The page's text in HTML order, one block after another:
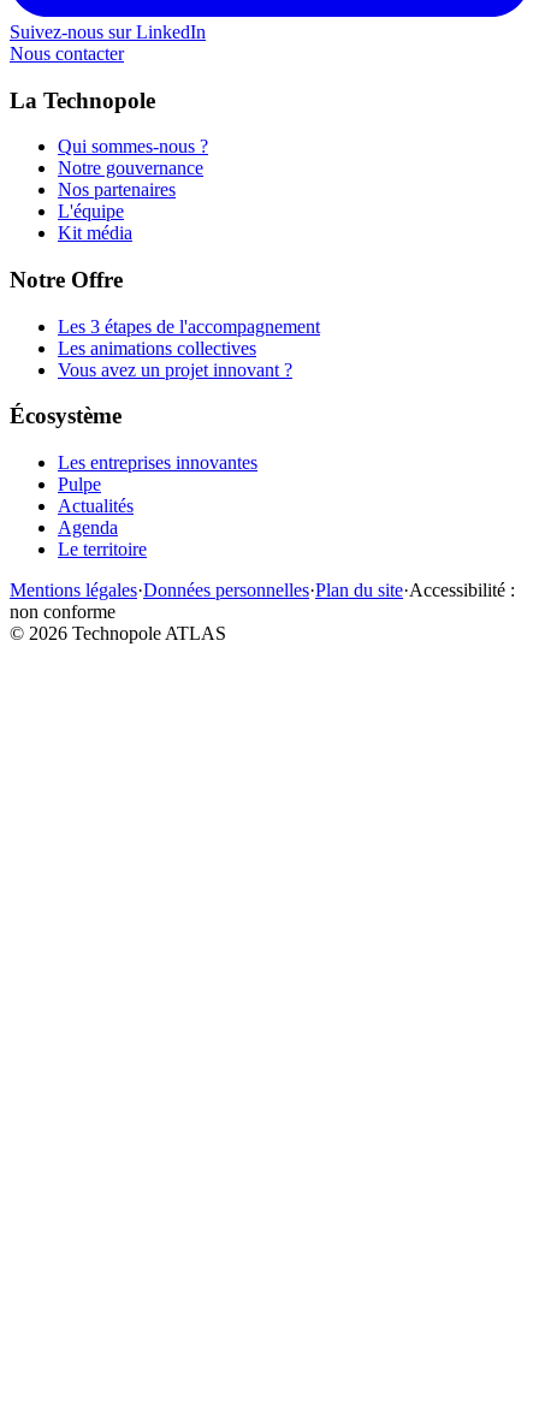
Suivez-nous sur LinkedIn
Nous contacter
La Technopole
Qui sommes-nous ?
Notre gouvernance
Nos partenaires
L'équipe
Kit média
Notre Offre
Les 3 étapes de l'accompagnement
Les animations collectives
Vous avez un projet innovant ?
Écosystème
Les entreprises innovantes
Pulpe
Actualités
Agenda
Le territoire
Mentions légales·Données personnelles·Plan du site·Accessibilité :
non conforme
© 2026 Technopole ATLAS